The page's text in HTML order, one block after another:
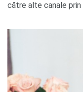
către alte canale prin